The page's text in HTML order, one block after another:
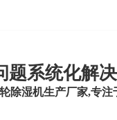
题系统化解
除湿机生产厂家,专注于